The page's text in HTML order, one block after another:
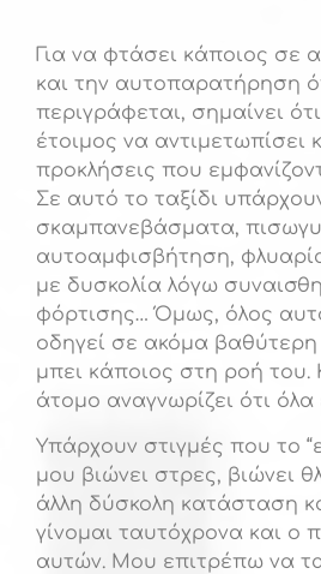
Για να φτάσει κάποιος σε
και την αυτοπαρατήρηση
περιγράφεται, σημαίνει ότι
έτοιμος να αντιμετωπίσει
προκλήσεις που
Σε αυτό το ταξίδι
σκαμπανεβάσματα,
αυτοαμφισβήτηση,
με δυσκολία λόγω
φόρτισης… Όμως, όλος
οδηγεί σε ακόμα
μπει κάποιος στη ροή του.
άτομο αναγνωρίζει ότι όλα
Υπάρχουν στιγμές που το
μου βιώνει στρες, βιώνει
άλλη δύσκολη κατάσταση
γίνομαι ταυτόχρονα και ο
αυτών. Μου επιτρέπω να